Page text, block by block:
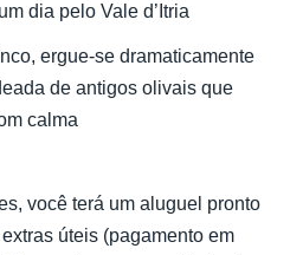
dia pelo Vale d’Itria
ergue-se dramaticamente
de antigos olivais que
calma
você terá um aluguel pronto
úteis (pagamento em